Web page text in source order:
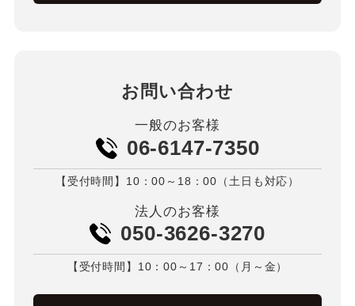
お問い合わせ
一般のお客様
06-6147-7350
【受付時間】10：00～18：00（土日も対応）
法人のお客様
050-3626-3270
【受付時間】10：00～17：00（月～金）